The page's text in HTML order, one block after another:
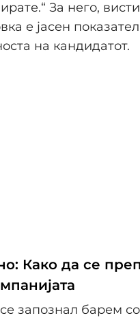
За него,
е јасен
на кандидатот.
Како да се
запознал барем со